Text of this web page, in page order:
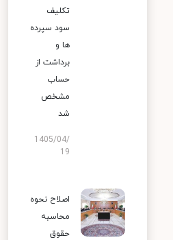
تکلیف
سود سپرده
ها و
برداشت از
حساب
مشخص
شد
1405/04/
19
اصلاح نحوه
محاسبه
حقوق